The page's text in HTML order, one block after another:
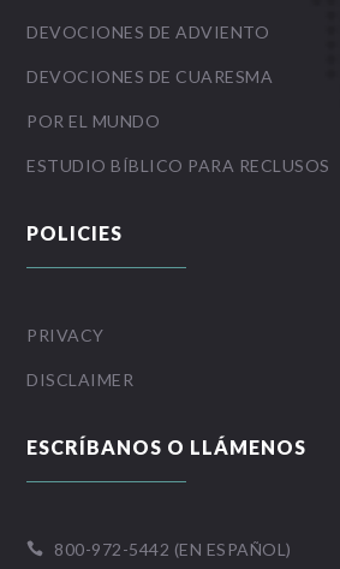
DEVOCIONES DE ADVIENTO
DEVOCIONES DE CUARESMA
POR EL MUNDO
ESTUDIO BÍBLICO PARA RECLUSOS
POLICIES
PRIVACY
DISCLAIMER
ESCRÍBANOS O LLÁMENOS
 800-972-5442 (EN ESPAÑOL)